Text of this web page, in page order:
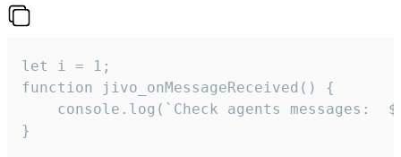
let i = 1;
function jivo_onMessageReceived() {
}